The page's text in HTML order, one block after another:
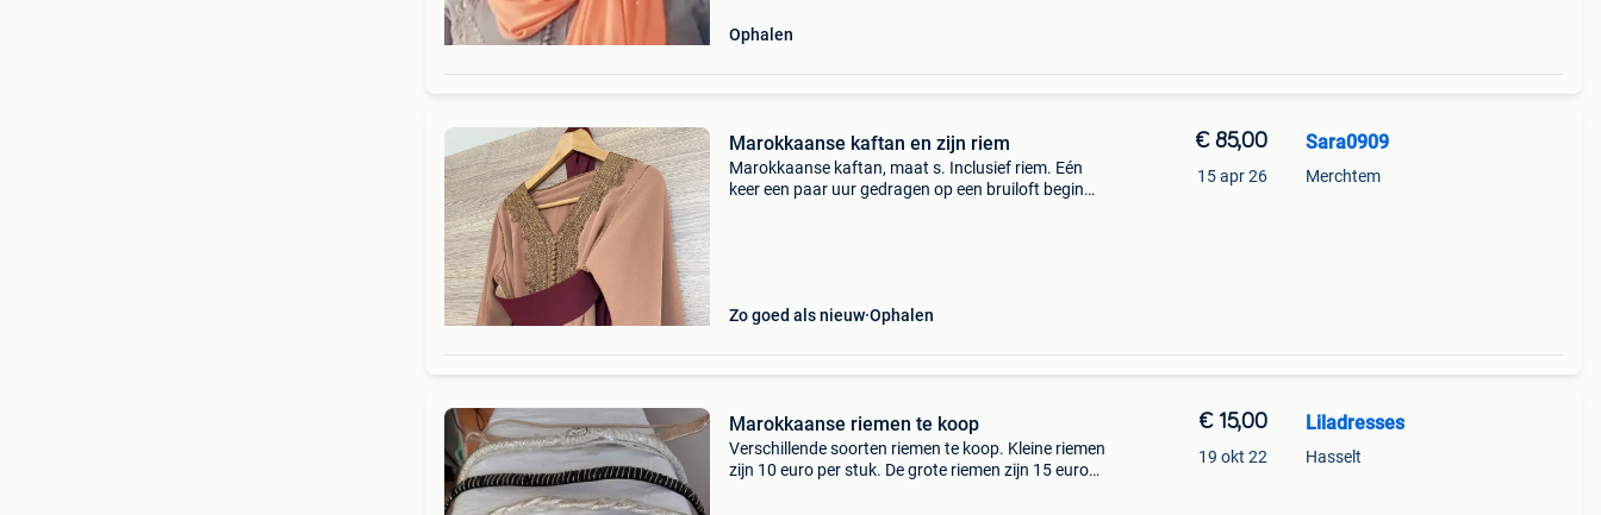
Ophalen
Marokkaanse kaftan en zijn riem
Marokkaanse kaftan, maat s. Inclusief riem. Eén
keer een paar uur gedragen op een bruiloft begin
Zo goed als nieuw Ophalen
€ 85,00
15 apr 26
Sara0909
Merchtem
Marokkaanse riemen te koop
Verschillende soorten riemen te koop. Kleine riemen
zijn 10 euro per stuk. De grote riemen zijn 15 euro
€ 15,00
19 okt 22
Liladresses
Hasselt